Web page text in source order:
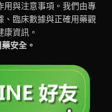
用與注意事項。我們由專
、臨床數據與正確用藥觀
資訊。
安全。